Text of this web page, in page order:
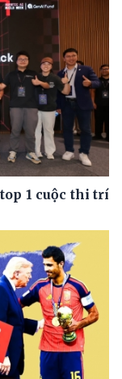
1 cuộc thi trí